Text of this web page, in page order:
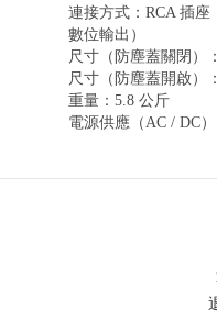
連接方式：RCA 插座
數位輸出）
尺寸（防塵蓋關閉）
尺寸（防塵蓋開啟）
重量：5.8 公斤
電源供應（AC / DC